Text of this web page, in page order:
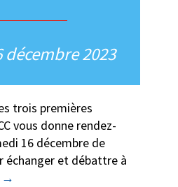
décembre 2023
trois premières
vous donne rendez-
16 décembre de
échanger et débattre à
→